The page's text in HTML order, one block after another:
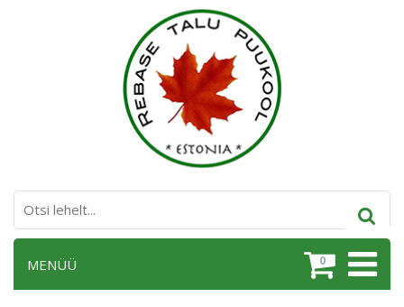
0
MENÜÜ